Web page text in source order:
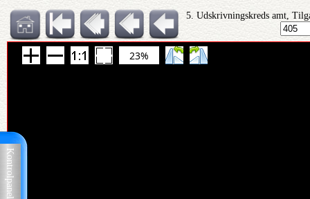
Kontrolpanel
5. Udskrivningskreds amt,
23%